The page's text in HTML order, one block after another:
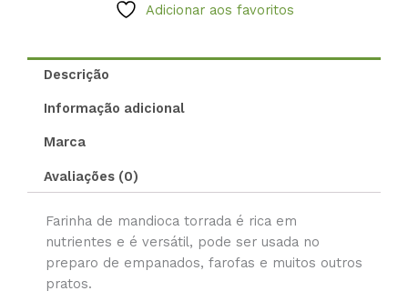
Adicionar aos favoritos
Descrição
Informação adicional
Marca
Avaliações (0)
Farinha de mandioca torrada é rica em
nutrientes e é versátil, pode ser usada no
preparo de empanados, farofas e muitos outros
pratos.